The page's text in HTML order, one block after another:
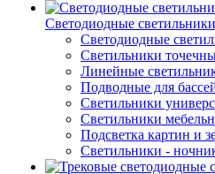
Светодиодные светильники
Светодиодные
Светильники
Линейные
Подводные для
Светильники
Светильники
Подсветка картин и
Светильники -